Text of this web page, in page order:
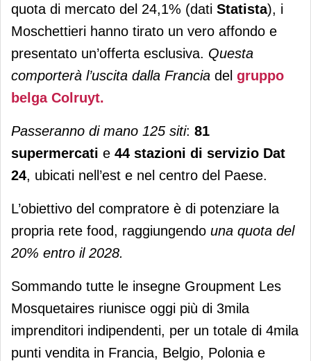
quota di mercato del 24,1% (dati Statista), i
Moschettieri hanno tirato un vero affondo e
presentato un’offerta esclusiva. Questa
comporterà l’uscita dalla Francia del gruppo
belga Colruyt.
Passeranno di mano 125 siti: 81
supermercati e 44 stazioni di servizio Dat
24, ubicati nell’est e nel centro del Paese.
L’obiettivo del compratore è di potenziare la
propria rete food, raggiungendo una quota del
20% entro il 2028.
Sommando tutte le insegne Groupment Les
Mosquetaires riunisce oggi più di 3mila
imprenditori indipendenti, per un totale di 4mila
punti vendita in Francia, Belgio, Polonia e